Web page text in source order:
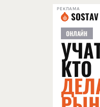
РЕКЛАМА